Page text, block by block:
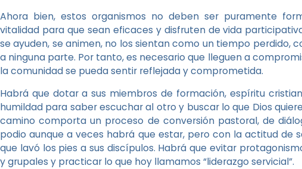
Ahora bien, estos organismos no deben ser puramente
vitalidad para que sean eficaces y disfruten de vida
se ayuden, se animen, no los sientan como un tiempo perdido,
a ninguna parte. Por tanto, es necesario que lleguen a
la comunidad se pueda sentir reflejada y comprometida.
Habrá que dotar a sus miembros de formación, espíritu
humildad para saber escuchar al otro y buscar lo que Dios
camino comporta un proceso de conversión pastoral, de
podio aunque a veces habrá que estar, pero con la actitud de
que lavó los pies a sus discípulos. Habrá que evitar
y grupales y practicar lo que hoy llamamos “liderazgo servicial”.